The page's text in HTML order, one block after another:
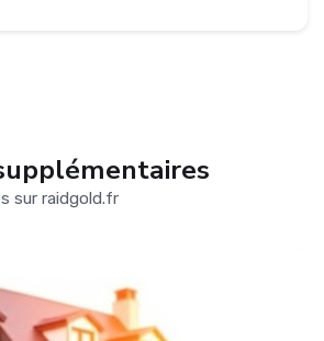
sur raidgold.fr